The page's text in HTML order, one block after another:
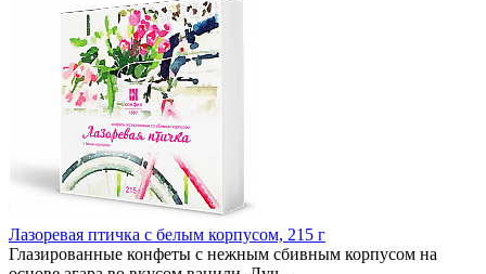
Лазоревая птичка с белым корпусом, 215 г
Глазированные конфеты с нежным сбивным корпусом на